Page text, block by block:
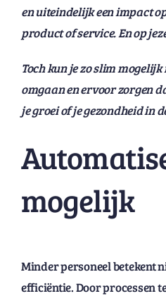
en uiteindelijk een impact
product of service. En op
Toch kun je zo slim
omgaan en ervoor zorgen
je groei of je gezondheid in
mogelijk
Minder personeel betekent
efficiëntie. Door processen